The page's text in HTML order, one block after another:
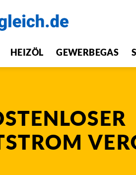
HEIZÖL GEWERBEGAS